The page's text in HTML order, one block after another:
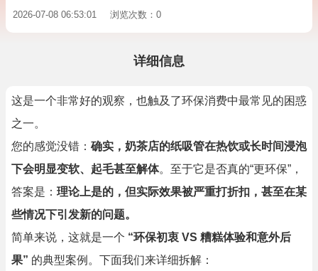
2026-07-08 06:53:01 浏览次数：0
详细信息
这是一个非常好的观察，也触及了环保消费中最常见的困惑
之一。
您的感觉没错： 确实，奶茶店的纸吸管在热饮或长时间浸泡
下会明显变软、起毛甚至解体。至于它是否真的“更环保”，
答案是： 理论上是的，但实际效果被严重打折扣，甚至在某
些情况下引发新的问题。
简单来说，这就是一个 “环保初衷 VS 糟糕体验和意外后
果” 的典型案例。下面我们来详细拆解：